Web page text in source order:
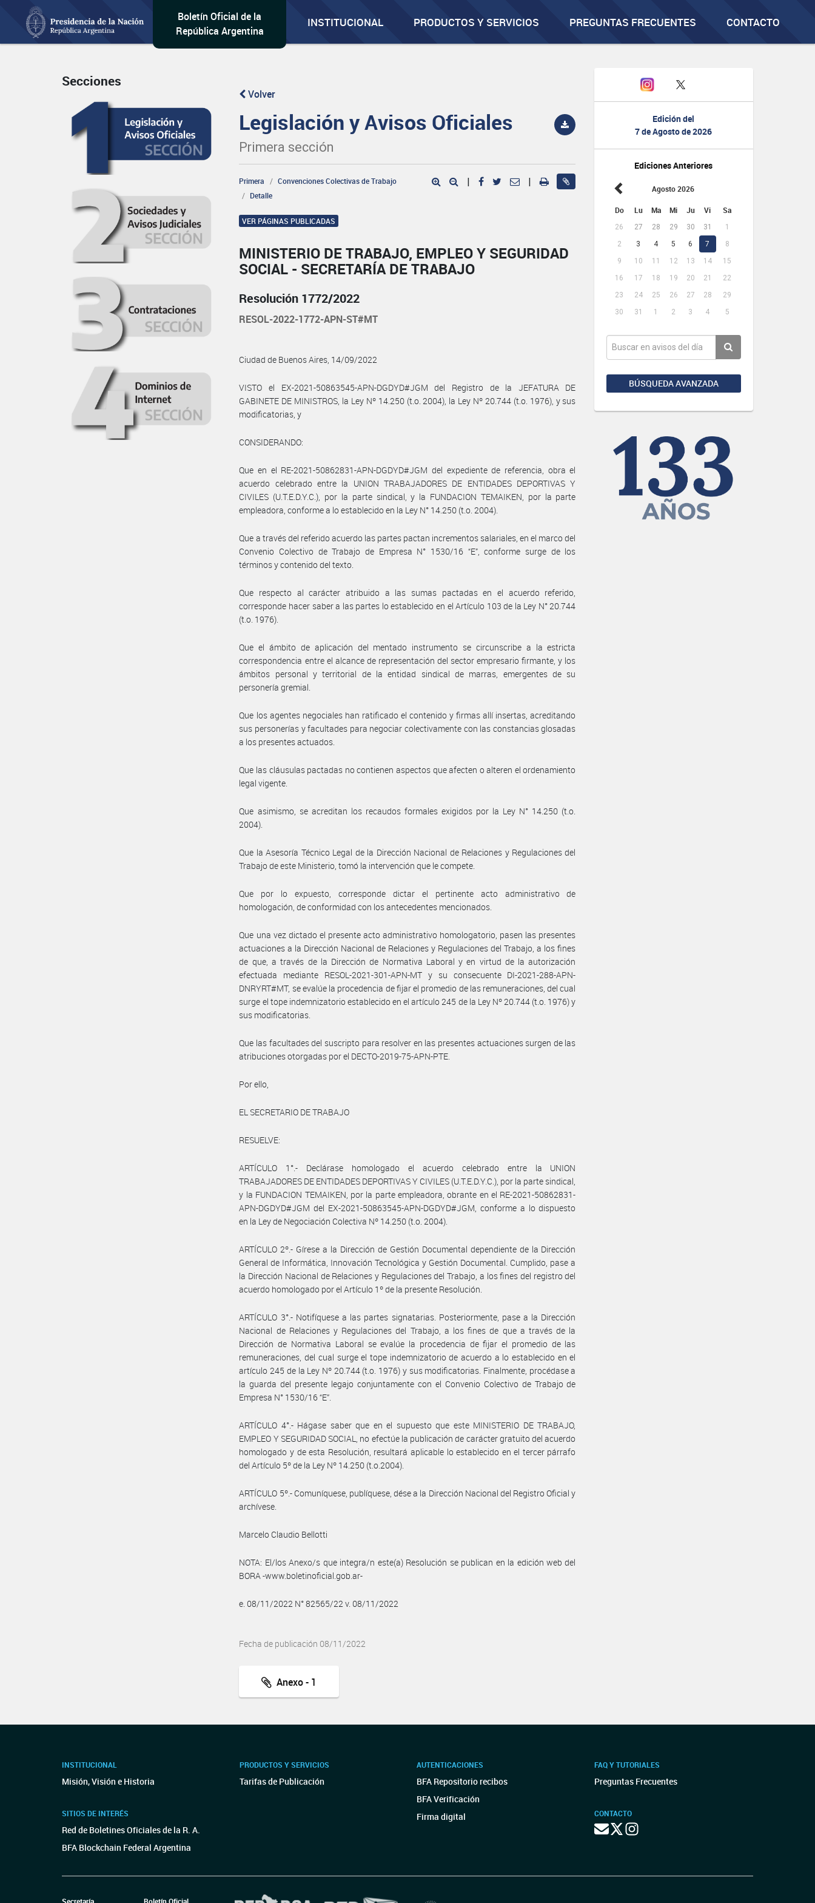
Boletín Oficial de la
República Argentina
INSTITUCIONAL PRODUCTOS Y SERVICIOS PREGUNTAS FRECUENTES CONTACTO
Edición del
7 de Agosto de 2026
Ediciones Anteriores
Agosto 2026
Do Lu Ma Mi Ju Vi Sa
26 27 28 29 30 31
1
2
3 4 5 6 7
8
9
10 11 12 13 14
15
16
17 18 19 20 21
22
23
24 25 26 27 28
29
30
31 1 2 3 4 5
BÚSQUEDA AVANZADA
Secciones
Volver
Legislación y Avisos Oficiales
Primera sección
Primera
Convenciones Colectivas de Trabajo
Detalle
| |
VER PÁGINAS PUBLICADAS
MINISTERIO DE TRABAJO, EMPLEO Y SEGURIDAD
SOCIAL - SECRETARÍA DE TRABAJO
Resolución 1772/2022
RESOL-2022-1772-APN-ST#MT
Ciudad de Buenos Aires, 14/09/2022
VISTO el EX-2021-50863545-APN-DGDYD#JGM del Registro de la JEFATURA DE
GABINETE DE MINISTROS, la Ley Nº 14.250 (t.o. 2004), la Ley Nº 20.744 (t.o. 1976), y sus
modificatorias, y
CONSIDERANDO:
Que en el RE-2021-50862831-APN-DGDYD#JGM del expediente de referencia, obra el
acuerdo celebrado entre la UNION TRABAJADORES DE ENTIDADES DEPORTIVAS Y
CIVILES (U.T.E.D.Y.C.), por la parte sindical, y la FUNDACION TEMAIKEN, por la parte
empleadora, conforme a lo establecido en la Ley N° 14.250 (t.o. 2004).
Que a través del referido acuerdo las partes pactan incrementos salariales, en el marco del
Convenio Colectivo de Trabajo de Empresa N° 1530/16 “E”, conforme surge de los
términos y contenido del texto.
Que respecto al carácter atribuido a las sumas pactadas en el acuerdo referido,
corresponde hacer saber a las partes lo establecido en el Artículo 103 de la Ley N° 20.744
(t.o. 1976).
Que el ámbito de aplicación del mentado instrumento se circunscribe a la estricta
correspondencia entre el alcance de representación del sector empresario firmante, y los
ámbitos personal y territorial de la entidad sindical de marras, emergentes de su
personería gremial.
Que los agentes negociales han ratificado el contenido y firmas allí insertas, acreditando
sus personerías y facultades para negociar colectivamente con las constancias glosadas
a los presentes actuados.
Que las cláusulas pactadas no contienen aspectos que afecten o alteren el ordenamiento
legal vigente.
Que asimismo, se acreditan los recaudos formales exigidos por la Ley N° 14.250 (t.o.
2004).
Que la Asesoría Técnico Legal de la Dirección Nacional de Relaciones y Regulaciones del
Trabajo de este Ministerio, tomó la intervención que le compete.
Que por lo expuesto, corresponde dictar el pertinente acto administrativo de
homologación, de conformidad con los antecedentes mencionados.
Que una vez dictado el presente acto administrativo homologatorio, pasen las presentes
actuaciones a la Dirección Nacional de Relaciones y Regulaciones del Trabajo, a los fines
de que, a través de la Dirección de Normativa Laboral y en virtud de la autorización
efectuada mediante RESOL-2021-301-APN-MT y su consecuente DI-2021-288-APN-
DNRYRT#MT, se evalúe la procedencia de fijar el promedio de las remuneraciones, del cual
surge el tope indemnizatorio establecido en el artículo 245 de la Ley Nº 20.744 (t.o. 1976) y
sus modificatorias.
Que las facultades del suscripto para resolver en las presentes actuaciones surgen de las
atribuciones otorgadas por el DECTO-2019-75-APN-PTE.
Por ello,
EL SECRETARIO DE TRABAJO
RESUELVE:
ARTÍCULO 1°.- Declárase homologado el acuerdo celebrado entre la UNION
TRABAJADORES DE ENTIDADES DEPORTIVAS Y CIVILES (U.T.E.D.Y.C.), por la parte sindical,
y la FUNDACION TEMAIKEN, por la parte empleadora, obrante en el RE-2021-50862831-
APN-DGDYD#JGM del EX-2021-50863545-APN-DGDYD#JGM, conforme a lo dispuesto
en la Ley de Negociación Colectiva Nº 14.250 (t.o. 2004).
ARTÍCULO 2º.- Gírese a la Dirección de Gestión Documental dependiente de la Dirección
General de Informática, Innovación Tecnológica y Gestión Documental. Cumplido, pase a
la Dirección Nacional de Relaciones y Regulaciones del Trabajo, a los fines del registro del
acuerdo homologado por el Artículo 1º de la presente Resolución.
ARTÍCULO 3°.- Notifíquese a las partes signatarias. Posteriormente, pase a la Dirección
Nacional de Relaciones y Regulaciones del Trabajo, a los fines de que a través de la
Dirección de Normativa Laboral se evalúe la procedencia de fijar el promedio de las
remuneraciones, del cual surge el tope indemnizatorio de acuerdo a lo establecido en el
artículo 245 de la Ley Nº 20.744 (t.o. 1976) y sus modificatorias. Finalmente, procédase a
la guarda del presente legajo conjuntamente con el Convenio Colectivo de Trabajo de
Empresa N° 1530/16 “E”.
ARTÍCULO 4°.- Hágase saber que en el supuesto que este MINISTERIO DE TRABAJO,
EMPLEO Y SEGURIDAD SOCIAL, no efectúe la publicación de carácter gratuito del acuerdo
homologado y de esta Resolución, resultará aplicable lo establecido en el tercer párrafo
del Artículo 5º de la Ley Nº 14.250 (t.o.2004).
ARTÍCULO 5º.- Comuníquese, publíquese, dése a la Dirección Nacional del Registro Oficial y
archívese.
Marcelo Claudio Bellotti
NOTA: El/los Anexo/s que integra/n este(a) Resolución se publican en la edición web del
BORA -www.boletinoficial.gob.ar-
e. 08/11/2022 N° 82565/22 v. 08/11/2022
Fecha de publicación 08/11/2022
Anexo - 1
INSTITUCIONAL
Misión, Visión e Historia
SITIOS DE INTERÉS
Red de Boletines Oficiales de la R. A.
BFA Blockchain Federal Argentina
PRODUCTOS Y SERVICIOS
Tarifas de Publicación
AUTENTICACIONES
BFA Repositorio recibos
BFA Verificación
Firma digital
FAQ Y TUTORIALES
Preguntas Frecuentes
CONTACTO
Secretaría